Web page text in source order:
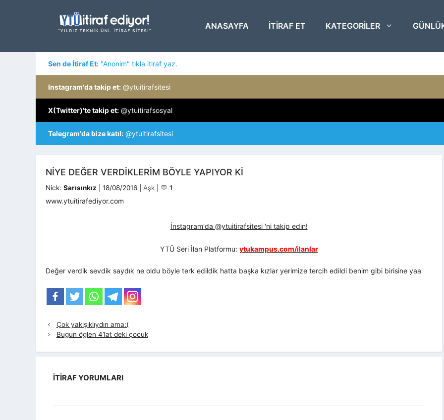
ANASAYFA ITIRAF ET KATEGORILER
Sen de İtiraf Et: "Anonim" tıkla itiraf yaz.
Instagram'da takip et: @ytuitirafsitesi
X(Twitter)'te takip et: @ytuitirafsosyal
Telegram'da bize katıl: @ytuitirafsitesi
NIYE DEĞER VERDIKLERIM BÖYLE YAPIYOR KI
Nick: Sarısınkız 18/08/2016 Kategoriler
Aşk 💬 1
www.ytuitirafediyor.com
İnstagram'da @ytuitirafsitesi 'ni takip edin!
YTÜ Seri İlan Platformu: ytukampus.com/ilanlar
Değer verdik sevdik saydık ne oldu böyle terk edildik hatta başka kızlar yerimize tercih edildi benim gibi birisine yaa
Çok yakışıklıydın ama:(
Bugun öglen 41at deki çocuk
İTIRAF YORUMLARI